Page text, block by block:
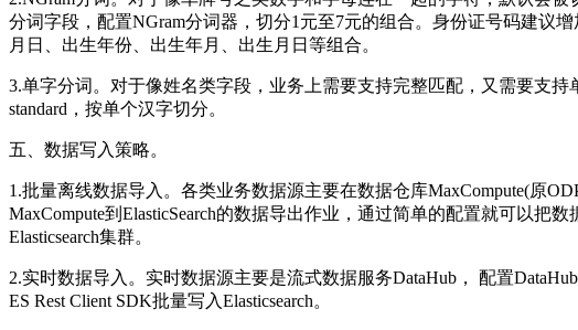
分词字段，配置NGram分词器，切分1元至7元的组合。身份证号码建议
月日、出生年份、出生年月、出生月日等组合。
3.单字分词。对于像姓名类字段，业务上需要支持完整匹配，又需要支持
standard，按单个汉字切分。
五、数据写入策略。
1.批量离线数据导入。各类业务数据源主要在数据仓库MaxCompute(原
MaxCompute到ElasticSearch的数据导出作业，通过简单的配置就可以把
Elasticsearch集群。
2.实时数据导入。实时数据源主要是流式数据服务DataHub， 配置
ES Rest Client SDK批量写入Elasticsearch。